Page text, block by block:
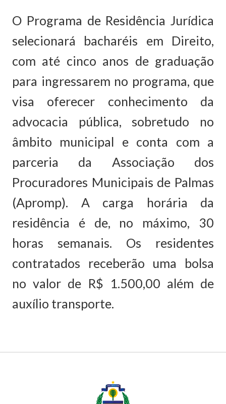
O Programa de Residência Jurídica
selecionará bacharéis em Direito,
com até cinco anos de graduação
para ingressarem no programa, que
visa oferecer conhecimento da
advocacia pública, sobretudo no
âmbito municipal e conta com a
parceria da Associação dos
Procuradores Municipais de Palmas
(Apromp). A carga horária da
residência é de, no máximo, 30
horas semanais. Os residentes
contratados receberão uma bolsa
no valor de R$ 1.500,00 além de
auxílio transporte.